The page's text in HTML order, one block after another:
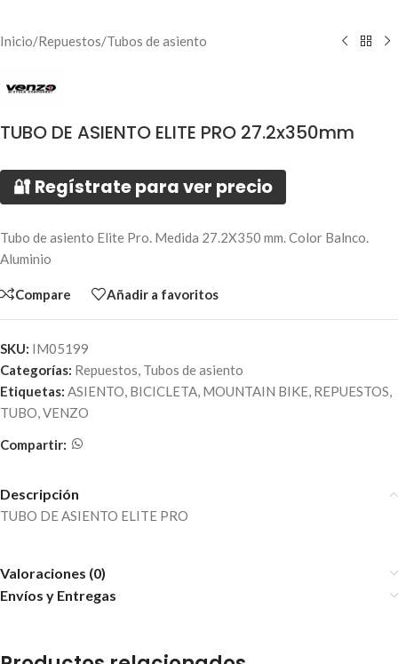
Inicio/Repuestos/Tubos de asiento
TUBO DE ASIENTO ELITE PRO 27.2x350mm
🔐 Regístrate para ver precio
Tubo de asiento Elite Pro. Medida 27.2X350 mm. Color Balnco.
Aluminio
Compare Añadir a favoritos
SKU: IM05199
Categorías: Repuestos, Tubos de asiento
Etiquetas: ASIENTO, BICICLETA, MOUNTAIN BIKE, REPUESTOS,
TUBO,VENZO
Compartir:
Descripción
TUBO DE ASIENTO ELITE PRO
Valoraciones (0)
Envíos y Entregas